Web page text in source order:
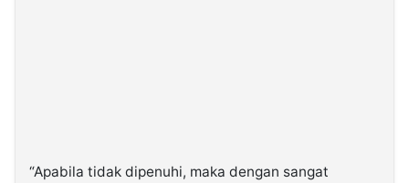
“Apabila tidak dipenuhi, maka dengan sangat